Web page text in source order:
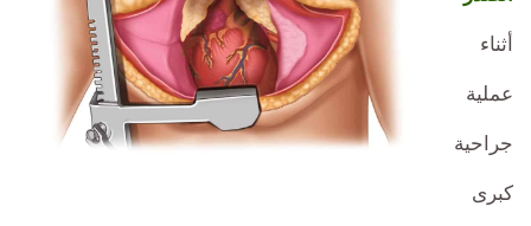
الجودة
تنافسية.
عيادتنا
أثناء
عملية
جراحية
كبرى